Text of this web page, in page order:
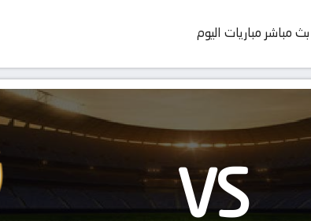
بث مباشر مباريات اليوم
VS